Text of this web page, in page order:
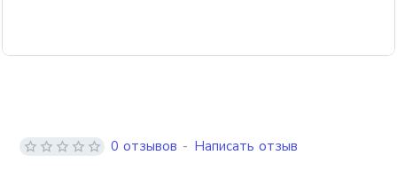
0 отзывов - Написать отзыв